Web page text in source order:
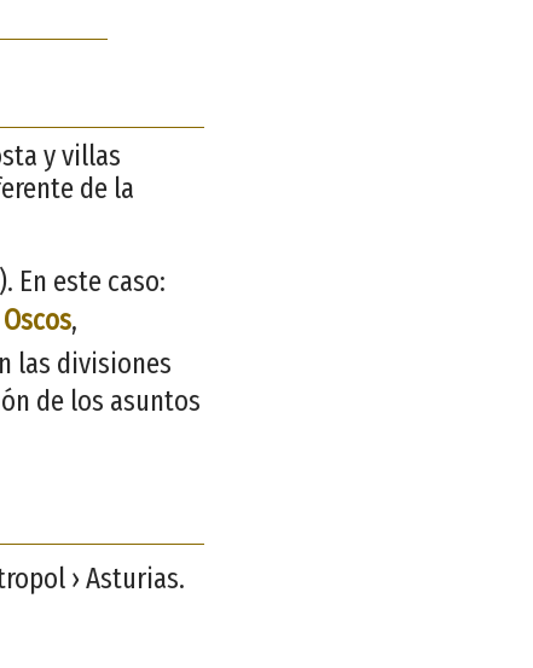
y villas
de la
En este caso:
,
las divisiones
de los asuntos
› Asturias.